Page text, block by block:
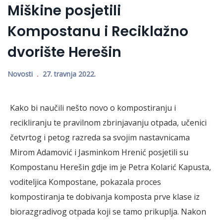
Miškine posjetili
Kompostanu i Reciklažno
dvorište Herešin
Novosti 27. travnja 2022.
Kako bi naučili nešto novo o kompostiranju i
recikliranju te pravilnom zbrinjavanju otpada, učenici
četvrtog i petog razreda sa svojim nastavnicama
Mirom Adamović i Jasminkom Hrenić posjetili su
Kompostanu Herešin gdje im je Petra Kolarić Kapusta,
voditeljica Kompostane, pokazala proces
kompostiranja te dobivanja komposta prve klase iz
biorazgradivog otpada koji se tamo prikuplja. Nakon